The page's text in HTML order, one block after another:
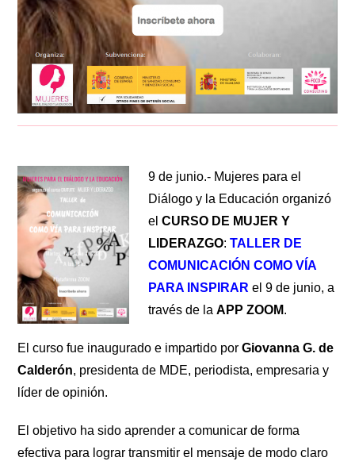
9 de junio.- Mujeres para el
Diálogo y la Educación organizó
elCURSO DE MUJER Y
LIDERAZGO:TALLER DE
COMUNICACIÓN COMO VÍA
PARA INSPIRARel 9 de junio, a
través de laAPP ZOOM.
El curso fue inaugurado e impartido porGiovanna G. de
Calderón, presidenta de MDE, periodista, empresaria y
líder de opinión.
El objetivo ha sido aprender a comunicar de forma
efectiva para lograr transmitir el mensaje de modo claro